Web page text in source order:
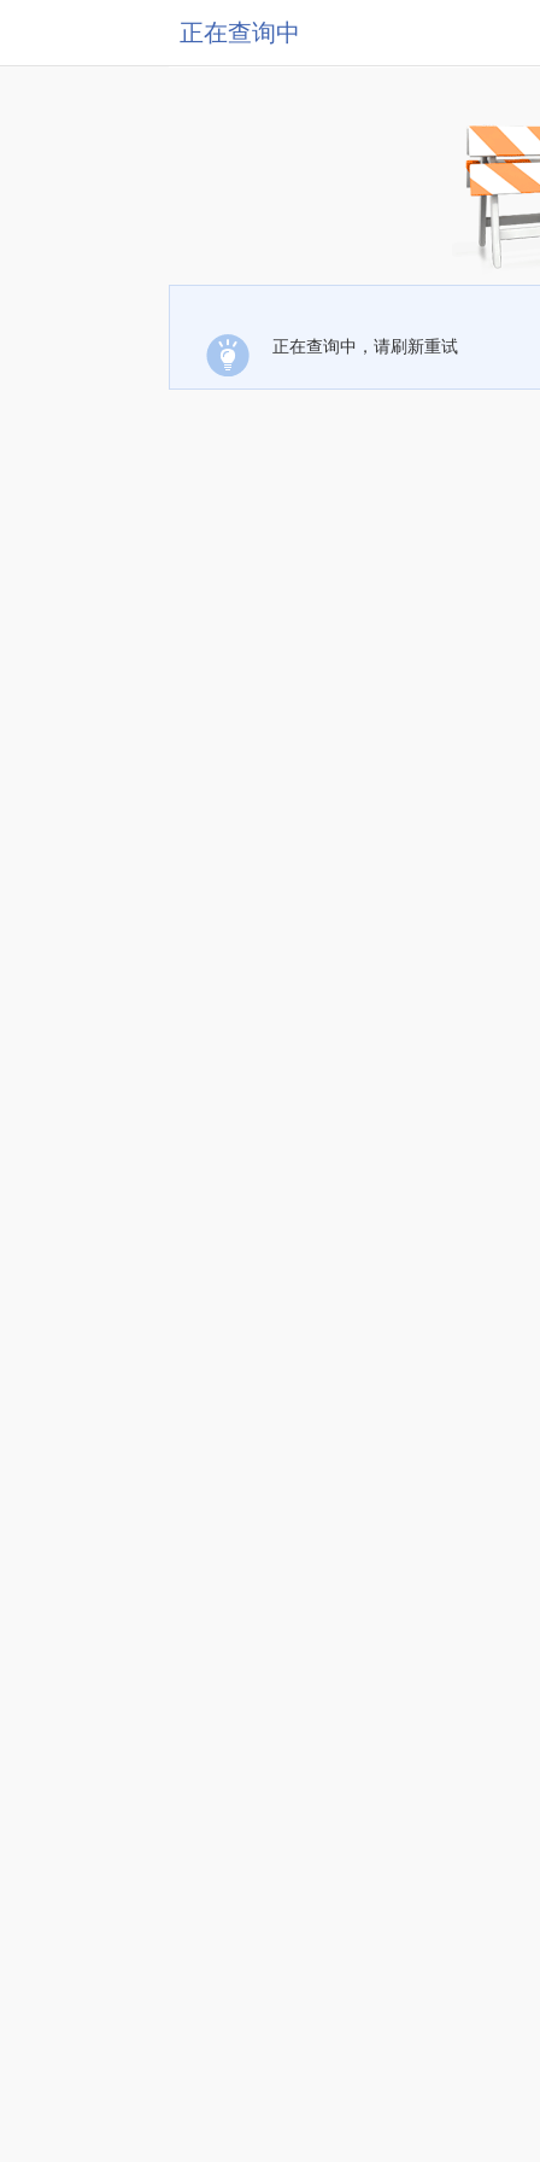
正在查询中
正在查询中，请刷新重试